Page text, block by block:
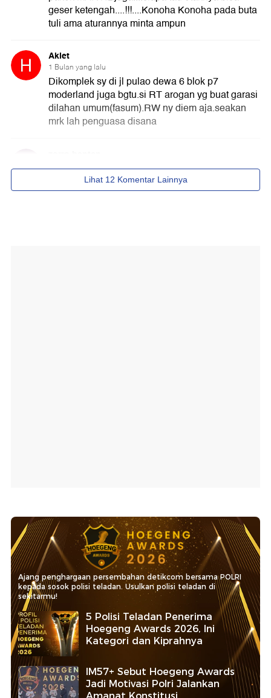
Ajang penghargaan persembahan detikcom bersama POLRI
kepada sosok polisi teladan. Usulkan polisi teladan di
sekitarmu!
5 Polisi Teladan Penerima
Hoegeng Awards 2026, Ini
Kategori dan Kiprahnya
IM57+ Sebut Hoegeng Awards
Jadi Motivasi Polri Jalankan